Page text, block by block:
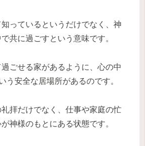
っているというだけでなく、神
共に過ごすという意味です。
ごせる家があるように、心の中
う安全な居場所があるのです。
拝だけでなく、仕事や家庭の忙
神様のもとにある状態です。